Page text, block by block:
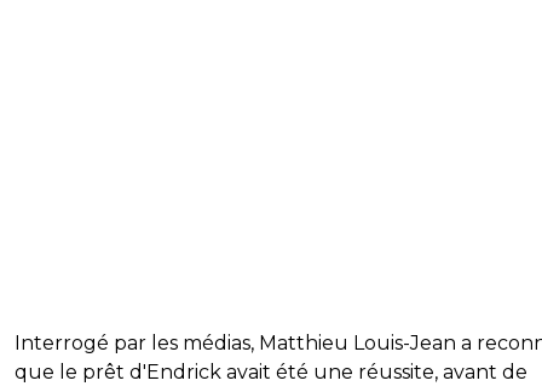
Interrogé par les médias, Matthieu Louis-Jean a
que le prêt d'Endrick avait été une réussite, avant de